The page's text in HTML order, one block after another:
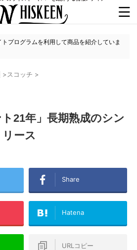
プログラムを利用して商品を紹介していま
>スコッチ >
ト21年」長期熟成のシン
ース
Share
Hatena
URLコピー